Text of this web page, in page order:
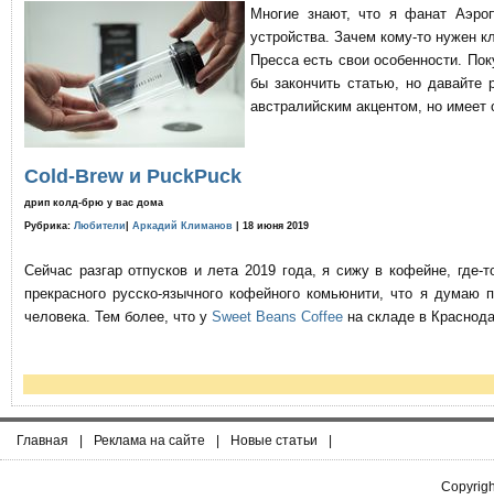
Многие знают, что я фанат
устройства. Зачем кому-то нужен
Пресса есть свои особенности.
бы закончить статью, но давайте
австралийским акцентом, но имеет
Cold-Brew и PuckPuck
дрип колд-брю у вас дома
Рубрика: Любители Аркадий Климанов | 18 июня 2019
Сейчас разгар отпусков и лета 2019 года, я сижу в кофейне,
прекрасного русско-язычного кофейного комьюнити, что я
человека. Тем более, что у Sweet Beans Coffee на складе в
Главная | Реклама на сайте | Новые статьи |